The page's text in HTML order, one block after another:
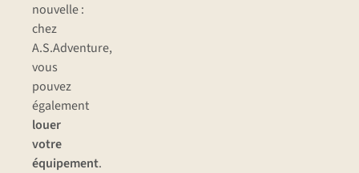
nouvelle :
chez
A.S.Adventure,
vous
pouvez
également
louer
votre
équipement.